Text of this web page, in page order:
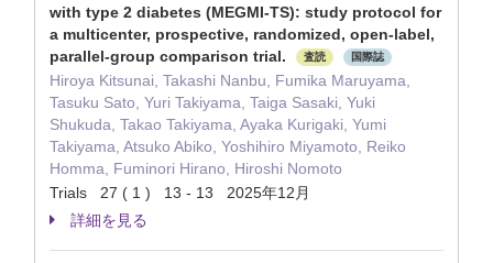
with type 2 diabetes (MEGMI-TS): study protocol for
a multicenter, prospective, randomized, open-label,
parallel-group comparison trial.
査読 国際誌
Hiroya Kitsunai, Takashi Nanbu, Fumika Maruyama,
Tasuku Sato, Yuri Takiyama, Taiga Sasaki, Yuki
Shukuda, Takao Takiyama, Ayaka Kurigaki, Yumi
Takiyama, Atsuko Abiko, Yoshihiro Miyamoto, Reiko
Homma, Fuminori Hirano, Hiroshi Nomoto
Trials 27 ( 1 ) 13 - 13 2025年12月
詳細を見る